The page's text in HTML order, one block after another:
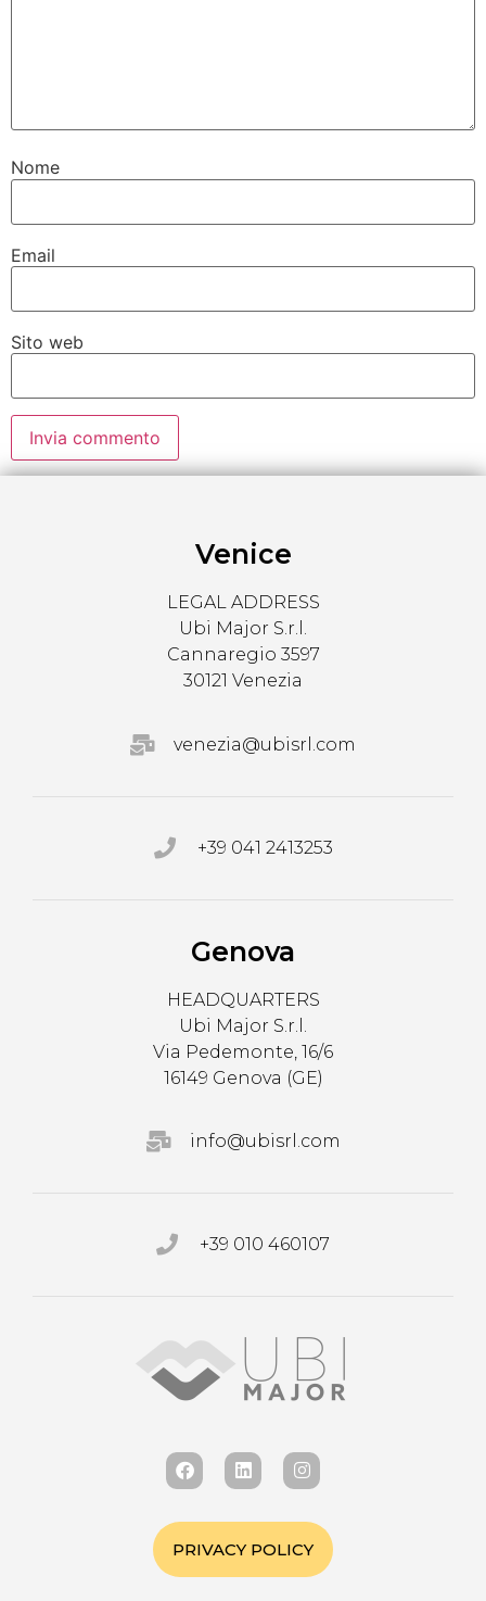
Nome
Email
Sito web
Venice
LEGAL ADDRESS
Ubi Major S.r.l.
Cannaregio 3597
30121 Venezia
venezia@ubisrl.com
+39 041 2413253
Genova
HEADQUARTERS
Ubi Major S.r.l.
Via Pedemonte, 16/6
16149 Genova (GE)
info@ubisrl.com
+39 010 460107
PRIVACY POLICY